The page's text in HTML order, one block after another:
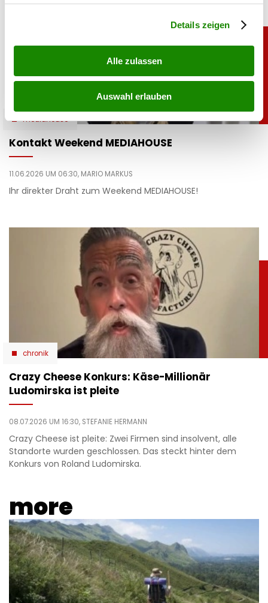
Details zeigen
Alle zulassen
Auswahl erlauben
mediahouse
Kontakt Weekend MEDIAHOUSE
11.06.2026 UM 06:30, MARIO MARKUS
Ihr direkter Draht zum Weekend MEDIAHOUSE!
chronik
Crazy Cheese Konkurs: Käse-Millionär
Ludomirska ist pleite
08.07.2026 UM 16:30, STEFANIE HERMANN
Crazy Cheese ist pleite: Zwei Firmen sind insolvent, alle
Standorte wurden geschlossen. Das steckt hinter dem
Konkurs von Roland Ludomirska.
more